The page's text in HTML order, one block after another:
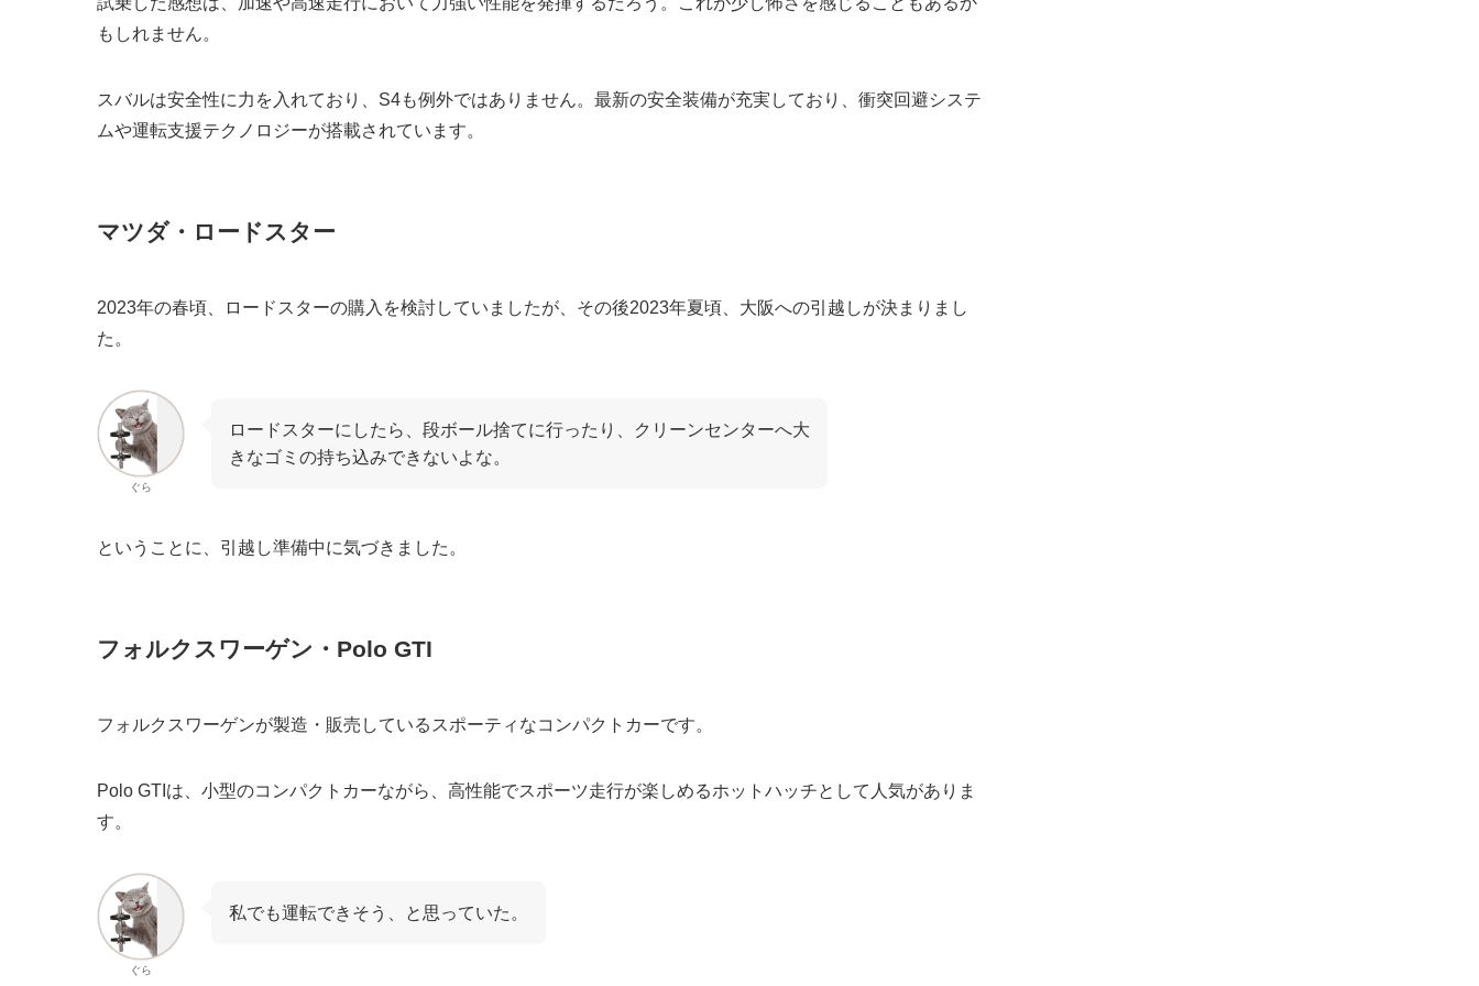
もしれません。
スバルは安全性に力を入れており、S4も例外ではありません。最新の安全装備が充実しており、衝突回避システ
ムや運転支援テクノロジーが搭載されています。
マツダ・ロードスター
2023年の春頃、ロードスターの購入を検討していましたが、その後2023年夏頃、大阪への引越しが決まりまし
た。
ぐら
ロードスターにしたら、段ボール捨てに行ったり、クリーンセンターへ大
きなゴミの持ち込みできないよな。
ということに、引越し準備中に気づきました。
フォルクスワーゲン・Polo GTI
フォルクスワーゲンが製造・販売しているスポーティなコンパクトカーです。
Polo GTIは、小型のコンパクトカーながら、高性能でスポーツ走行が楽しめるホットハッチとして人気がありま
す。
ぐら
私でも運転できそう、と思っていた。